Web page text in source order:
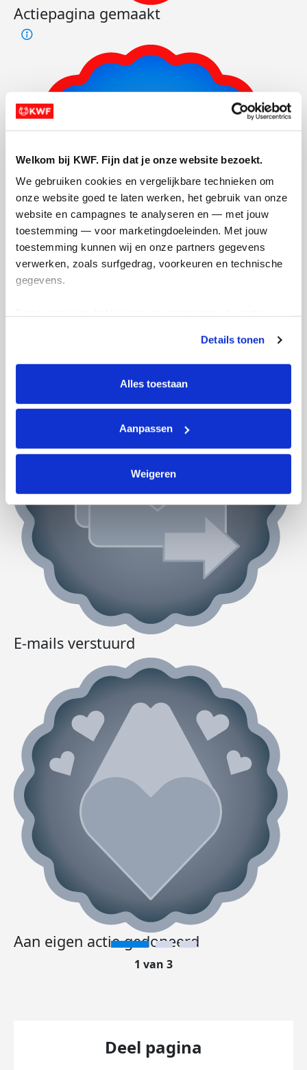
Welkom bij KWF. Fijn dat je onze website bezoekt.
We gebruiken cookies en vergelijkbare technieken om
onze website goed te laten werken, het gebruik van onze
website en campagnes te analyseren en — met jouw
toestemming — voor marketingdoeleinden. Met jouw
toestemming kunnen wij en onze partners gegevens
verwerken, zoals surfgedrag, voorkeuren en technische
gegevens.
tonen. Je kunt je toestemming op elk moment wijzigen of
intrekken via Cookie instellingen onderaan de pagina. De
lijst met cookies is te vinden in het tabblad “details”.
Details tonen
Alles toestaan
Aanpassen
Weigeren
Actiepagina gemaakt
E-mails verstuurd
Aan eigen actie gedoneerd
1 van 3
Deel pagina